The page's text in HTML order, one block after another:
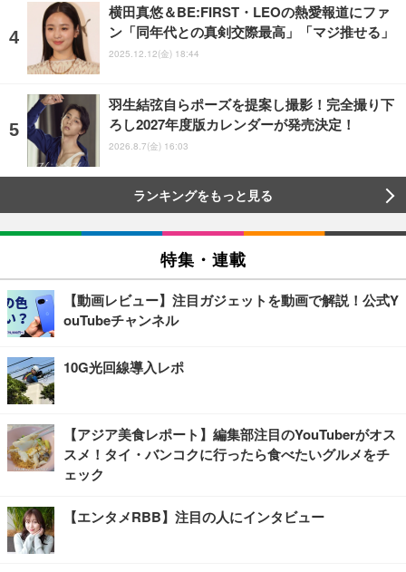
横田真悠＆BE:FIRST・LEOの熱愛報道にファ
ン「同年代との真剣交際最高」「マジ推せる」
2025.12.12(金) 18:44
羽生結弦自らポーズを提案し撮影！完全撮り下
ろし2027年度版カレンダーが発売決定！
2026.8.7(金) 16:03
ランキングをもっと見る
特集・連載
【動画レビュー】注目ガジェットを動画で解説！公式Y
ouTubeチャンネル
10G光回線導入レポ
【アジア美食レポート】編集部注目のYouTuberがオス
スメ！タイ・バンコクに行ったら食べたいグルメをチ
ェック
【エンタメRBB】注目の人にインタビュー